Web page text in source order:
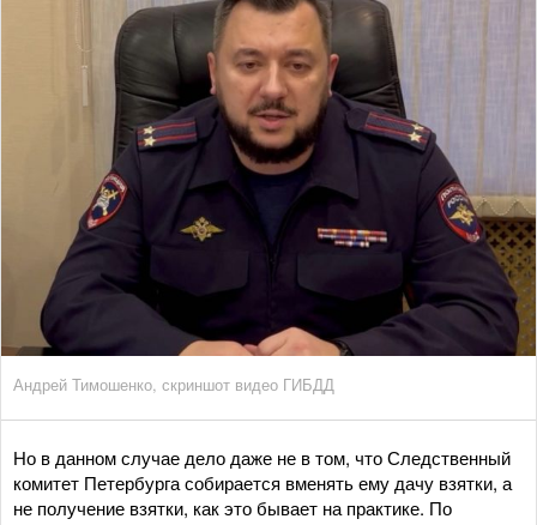
Андрей Тимошенко, скриншот видео ГИБДД
Но в данном случае дело даже не в том, что Следственный
комитет Петербурга собирается вменять ему дачу взятки, а
не получение взятки, как это бывает на практике. По